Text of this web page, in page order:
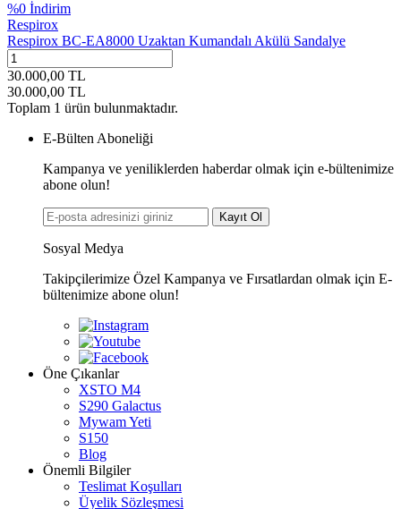
%0 İndirim
Respirox
Respirox BC-EA8000 Uzaktan Kumandalı Akülü Sandalye
30.000,00 TL
30.000,00 TL
Toplam 1 ürün bulunmaktadır.
E-Bülten Aboneliği
Kampanya ve yeniliklerden haberdar olmak için e-bültenimize
abone olun!
Kayıt Ol
Sosyal Medya
Takipçilerimize Özel Kampanya ve Fırsatlardan olmak için E-
bültenimize abone olun!
Öne Çıkanlar
XSTO M4
S290 Galactus
Mywam Yeti
S150
Blog
Önemli Bilgiler
Teslimat Koşulları
Üyelik Sözleşmesi